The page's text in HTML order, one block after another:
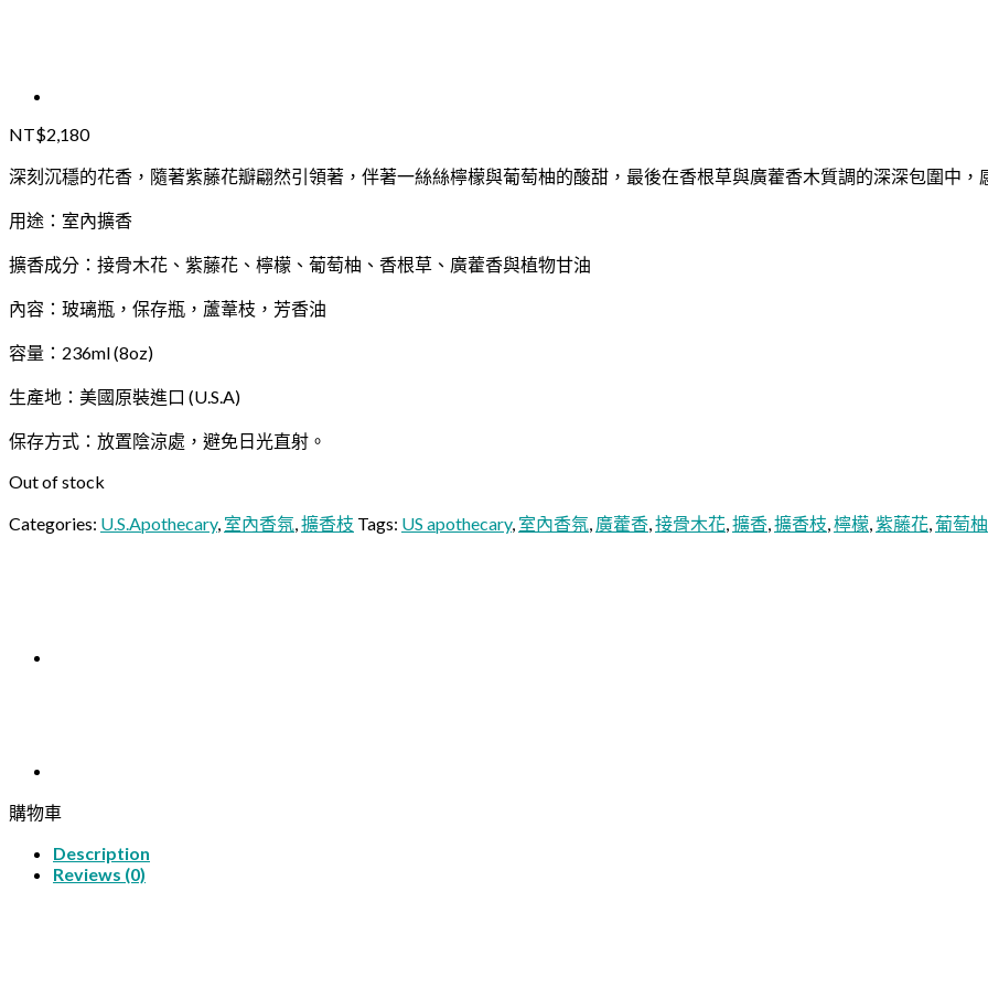
NT$2,180
深刻沉穩的花香，隨著紫藤花瓣翩然引領著，伴著一絲絲檸檬與葡萄柚的酸甜，最後在香根草與廣藿香木質調的深深包圍中，
用途：室內擴香
擴香成分：接骨木花、紫藤花、檸檬、葡萄柚、香根草、廣藿香與植物甘油
內容：玻璃瓶，保存瓶，蘆葦枝，芳香油
容量：236ml (8oz)
生產地：美國原裝進口 (U.S.A)
保存方式：放置陰涼處，避免日光直射。
Out of stock
Categories: U.S.Apothecary, 室內香氛,擴香枝 Tags: US apothecary, 室內香氛, 廣藿香,接骨木花,擴香,擴香枝,檸檬,紫藤花,葡萄柚
購物車
Description
Reviews (0)